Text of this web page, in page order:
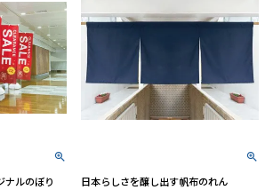
ナルのぼり 日本らしさを醸し出す帆布のれん